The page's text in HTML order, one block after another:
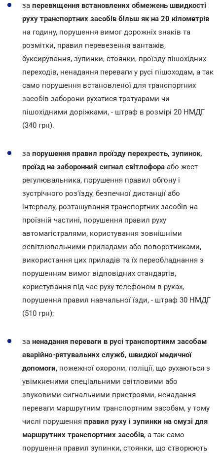
за перевищення встановлених обмежень швидкості
руху транспортних засобів більш як на 20 кілометрів
на годину, порушення вимог дорожніх знаків та
розмітки, правил перевезення вантажів,
буксирування, зупинки, стоянки, проїзду пішохідних
переходів, ненадання переваги у русі пішоходам, а так
само порушення встановленої для транспортних
засобів заборони рухатися тротуарами чи
пішохідними доріжками, - штраф в розмірі 20 НМДГ
(340 грн).
за порушення правил проїзду перехресть, зупинок,
проїзд на заборонний сигнал світлофора або жест
регулювальника, порушення правил обгону і
зустрічного роз'їзду, безпечної дистанції або
інтервалу, розташування транспортних засобів на
проїзній частині, порушення правил руху
автомагістралями, користування зовнішніми
освітлювальними приладами або поворотниками,
використання цих приладів та їх переобладнання з
порушенням вимог відповідних стандартів,
користування під час руху телефоном в руках,
порушення правил навчальної їзди, - штраф 30 НМДГ
(510 грн);
за ненадання переваги в русі транспортним засобам
аварійно-рятувальних служб, швидкої медичної
допомоги, пожежної охорони, поліції, що рухаються з
увімкненими спеціальними світловими або
звуковими сигнальними пристроями, ненадання
переваги маршрутним транспортним засобам, у тому
числі порушення правил руху і зупинки на смузі для
маршрутних транспортних засобів, а так само
порушення правил зупинки, стоянки, що створюють